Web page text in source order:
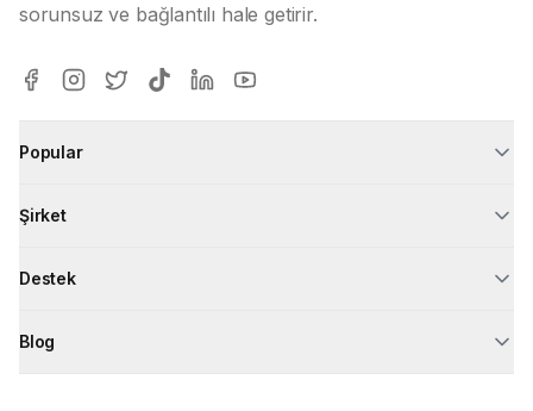
sorunsuz ve bağlantılı hale getirir.
Popular
Şirket
Destek
Blog